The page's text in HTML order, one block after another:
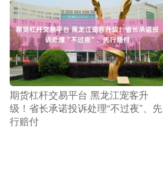
期货杠杆交易平台 黑龙江宠客升
级！省长承诺投诉处理“不过夜”、先
行赔付